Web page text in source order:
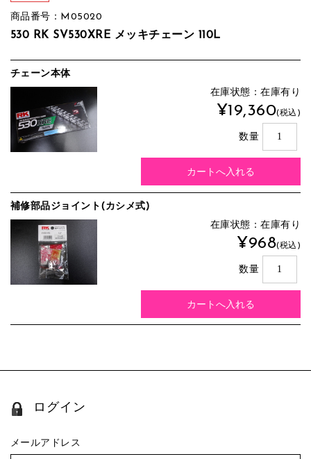
商品番号：M05020
530 RK SV530XRE メッキチェーン 110L
チェーン本体
在庫状態：在庫有り
¥19,360(税込)
数量
補修部品ジョイント(カシメ式)
在庫状態：在庫有り
¥968(税込)
数量
ログイン
メールアドレス